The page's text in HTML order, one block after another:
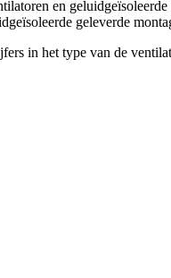
en
geleverde
in het type van de